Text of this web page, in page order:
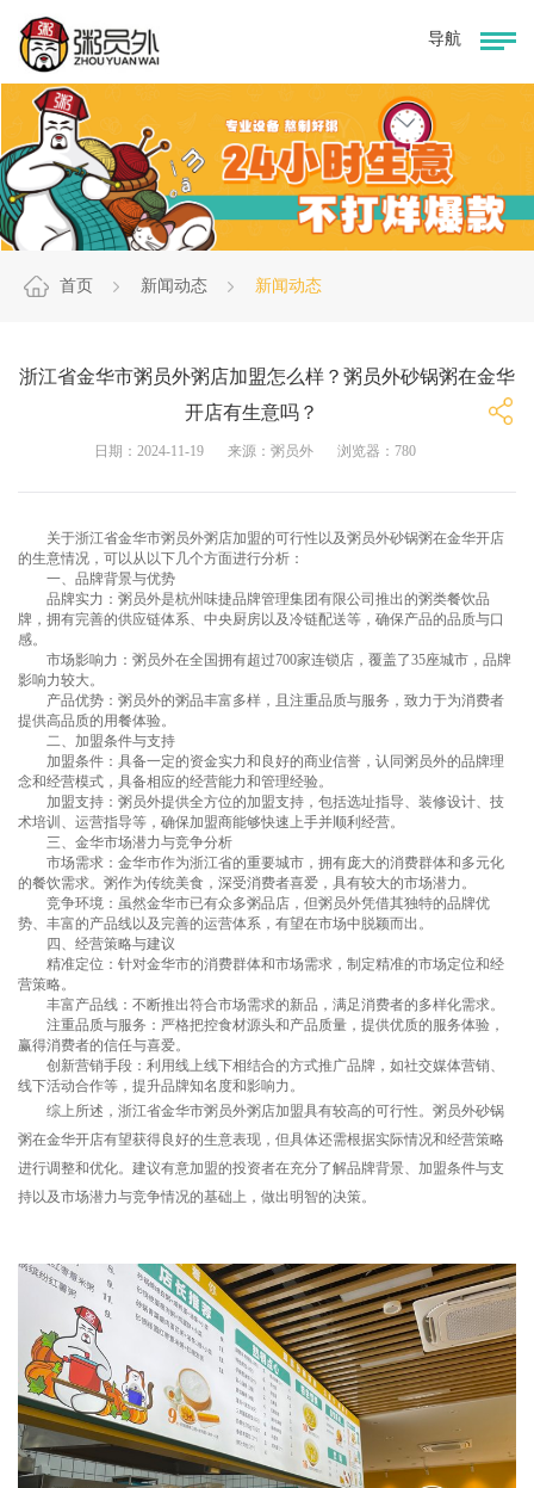
首页 新闻动态 新闻动态
浙江省金华市粥员外粥店加盟怎么样？粥员外砂锅粥在金华
开店有生意吗？
日期：2024-11-19 来源：粥员外 浏览器：780
关于浙江省金华市粥员外粥店加盟的可行性以及粥员外砂锅粥在金华开店
的生意情况，可以从以下几个方面进行分析：
一、品牌背景与优势
品牌实力：粥员外是杭州味捷品牌管理集团有限公司推出的粥类餐饮品
牌，拥有完善的供应链体系、中央厨房以及冷链配送等，确保产品的品质与口
感。
市场影响力：粥员外在全国拥有超过700家连锁店，覆盖了35座城市，品牌
影响力较大。
产品优势：粥员外的粥品丰富多样，且注重品质与服务，致力于为消费者
提供高品质的用餐体验。
二、加盟条件与支持
加盟条件：具备一定的资金实力和良好的商业信誉，认同粥员外的品牌理
念和经营模式，具备相应的经营能力和管理经验。
加盟支持：粥员外提供全方位的加盟支持，包括选址指导、装修设计、技
术培训、运营指导等，确保加盟商能够快速上手并顺利经营。
三、金华市场潜力与竞争分析
市场需求：金华市作为浙江省的重要城市，拥有庞大的消费群体和多元化
的餐饮需求。粥作为传统美食，深受消费者喜爱，具有较大的市场潜力。
竞争环境：虽然金华市已有众多粥品店，但粥员外凭借其独特的品牌优
势、丰富的产品线以及完善的运营体系，有望在市场中脱颖而出。
四、经营策略与建议
精准定位：针对金华市的消费群体和市场需求，制定精准的市场定位和经
营策略。
丰富产品线：不断推出符合市场需求的新品，满足消费者的多样化需求。
注重品质与服务：严格把控食材源头和产品质量，提供优质的服务体验，
赢得消费者的信任与喜爱。
创新营销手段：利用线上线下相结合的方式推广品牌，如社交媒体营销、
线下活动合作等，提升品牌知名度和影响力。
综上所述，浙江省金华市粥员外粥店加盟具有较高的可行性。粥员外砂锅
粥在金华开店有望获得良好的生意表现，但具体还需根据实际情况和经营策略
进行调整和优化。建议有意加盟的投资者在充分了解品牌背景、加盟条件与支
持以及市场潜力与竞争情况的基础上，做出明智的决策。